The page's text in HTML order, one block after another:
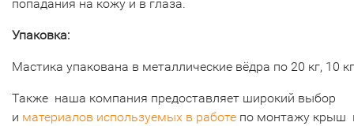
попадания на кожу и в глаза.
Упаковка:
Мастика упакована в металлические вёдра по 20 кг, 10
Также наша компания предоставляет широкий выбор
и материалов используемых в работе по монтажу крыш